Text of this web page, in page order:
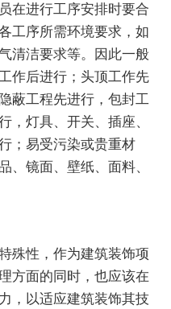
在进行工序安排时要合
工序所需环境要求，如
清洁要求等。因此一般
作后进行；头顶工作先
蔽工程先进行，包封工
，灯具、开关、插座、
；易受污染或贵重材
、镜面、壁纸、面料、
殊性，作为建筑装饰项
方面的同时，也应该在
，以适应建筑装饰其技